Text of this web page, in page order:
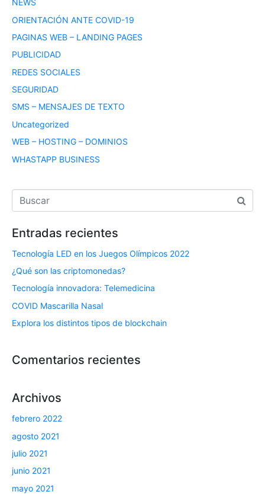
NEWS
ORIENTACIÓN ANTE COVID-19
PAGINAS WEB – LANDING PAGES
PUBLICIDAD
REDES SOCIALES
SEGURIDAD
SMS – MENSAJES DE TEXTO
Uncategorized
WEB – HOSTING – DOMINIOS
WHASTAPP BUSINESS
Entradas recientes
Tecnología LED en los Juegos Olímpicos 2022
¿Qué son las criptomonedas?
Tecnología innovadora: Telemedicina
COVID Mascarilla Nasal
Explora los distintos tipos de blockchain
Comentarios recientes
Archivos
febrero 2022
agosto 2021
julio 2021
junio 2021
mayo 2021